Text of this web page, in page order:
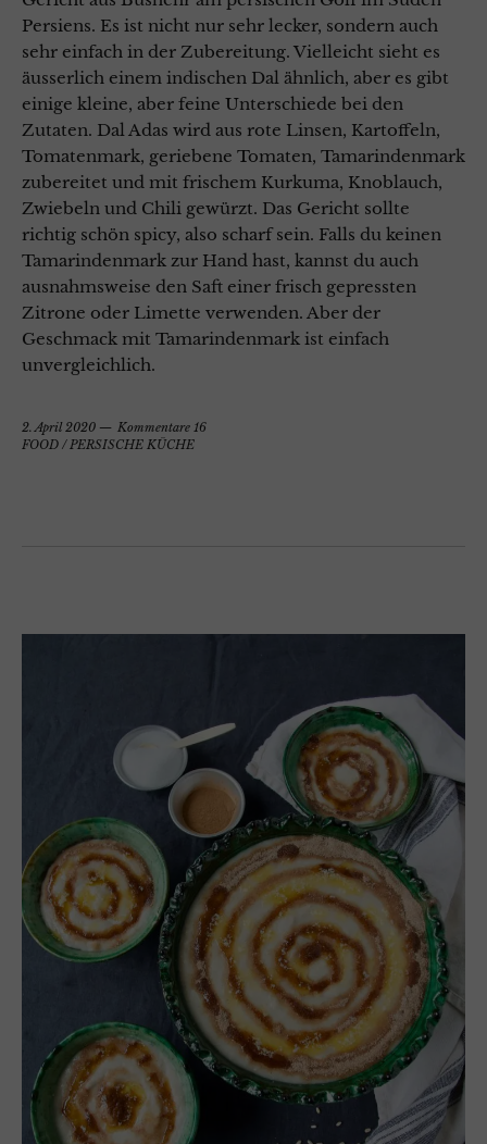
Persiens. Es ist nicht nur sehr lecker, sondern auch
sehr einfach in der Zubereitung. Vielleicht sieht es
äusserlich einem indischen Dal ähnlich, aber es gibt
einige kleine, aber feine Unterschiede bei den
Zutaten. Dal Adas wird aus rote Linsen, Kartoffeln,
Tomatenmark, geriebene Tomaten, Tamarindenmark
zubereitet und mit frischem Kurkuma, Knoblauch,
Zwiebeln und Chili gewürzt. Das Gericht sollte
richtig schön spicy, also scharf sein. Falls du keinen
Tamarindenmark zur Hand hast, kannst du auch
ausnahmsweise den Saft einer frisch gepressten
Zitrone oder Limette verwenden. Aber der
Geschmack mit Tamarindenmark ist einfach
unvergleichlich.
2. April 2020
Kommentare 16
FOOD /PERSISCHE KÜCHE